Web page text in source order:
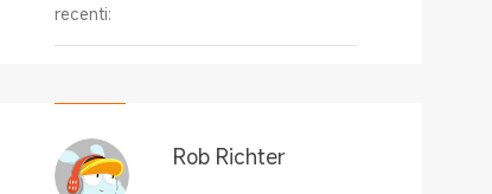
recenti:
Rob Richter